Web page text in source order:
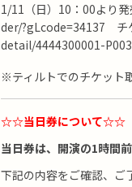
1/11（日）10：00より
der/?gLcode=34137 チ
detail/4444300001-
※ティルトでのチケット
☆☆当日券について☆☆
当日券は、開演の1時間
下記の内容をご確認、ご